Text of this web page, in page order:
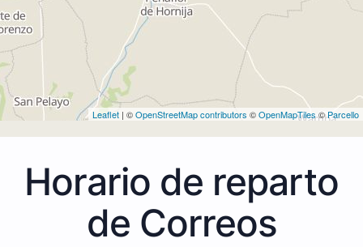
Leaflet | ©OpenStreetMap contributors ©OpenMapTiles©Parcello
Horario de reparto
de Correos